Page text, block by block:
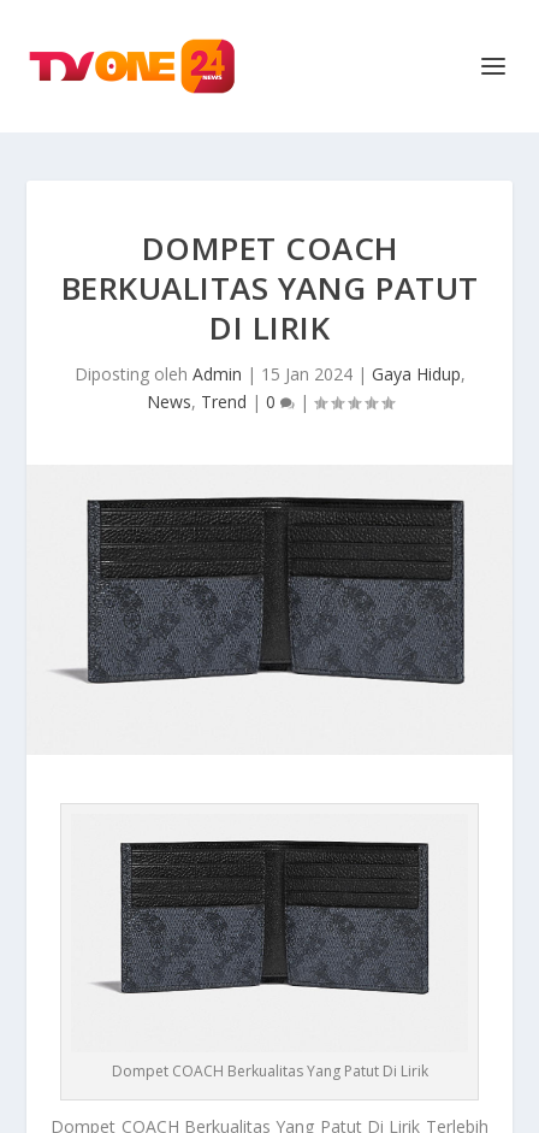
DOMPET COACH
BERKUALITAS YANG PATUT
DI LIRIK
Diposting oleh Admin | 15 Jan 2024| Gaya Hidup,
News, Trend | 0 |
Dompet COACH Berkualitas Yang Patut Di Lirik
Dompet COACH Berkualitas Yang Patut Di Lirik Terlebih